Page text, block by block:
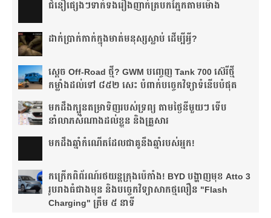
ជំនឿ​ផ្សេងៗ​ទាក់ទង​រឿង​ញាក់​ត្របក​ភ្នែក​តាម​ម៉ោង​
ដាក់​ប្រាក់​កាក់​ក្នុង​មាត់​មនុស្ស​ស្លាប់ ដើម្បី​អ្វី?
ស្តេច Off-Road ថ្មី? GWM បញ្ចេញ Tank 700 ស៊េរីថ្មី
កម្លាំងដល់ទៅ ៨៥២ សេះ បំពាក់បច្ចេកវិទ្យាទំនើបបំផុត
មកដឹងក្បួនតម្រាទិញរបស់ទ្រព្យ តាមថ្ងៃនីមួយៗ ទើប
នាំលាភសំណាងដល់ខ្លួន និងគ្រួសារ
មក​ដឹងឆ្នាំ​កំណើត​ដែល​ជា​គូ​នឹង​ឆ្នាំ​របស់​អ្នក!​
កក្រើកពិព័រណ៍រថយន្តក្រុងប៉េកាំង! BYD បង្ហាញមុខ Atto 3
រូបរាងធំជាងមុន និងបច្ចេកវិទ្យាសាកថ្មលឿន "Flash
Charging" ត្រឹម ៥ នាទី